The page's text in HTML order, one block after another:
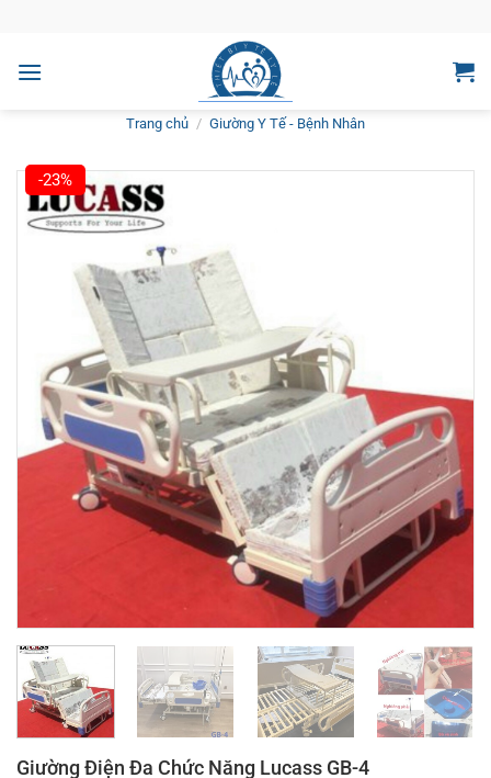
nội
Trang chủ / Giường Y Tế - Bệnh Nhân
-23%
Giường Điện Đa Chức Năng Lucass GB-4